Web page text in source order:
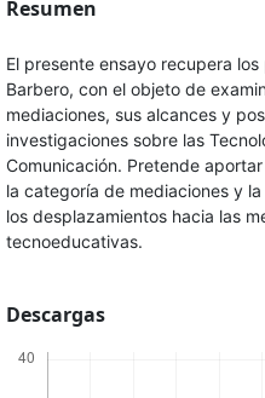
Resumen
El presente ensayo recupera
Barbero, con el objeto de
mediaciones, sus alcances y
investigaciones sobre las
Comunicación. Pretende
la categoría de mediaciones y
los desplazamientos hacia las
tecnoeducativas.
Descargas